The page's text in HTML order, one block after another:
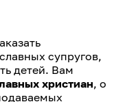
супругов,
детей. Вам
христиан, о